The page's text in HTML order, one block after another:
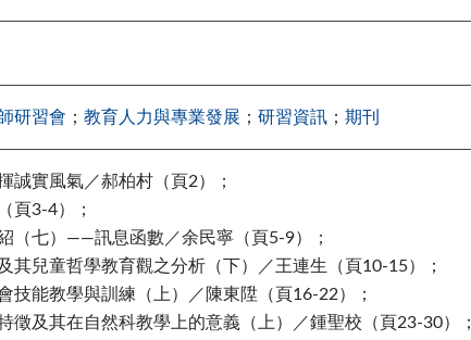
研習會 ； 教育人力與專業發展 ； 研習資訊 ； 期刊
誠實風氣／郝柏村（頁2）；
頁3-4）；
（七）——訊息函數／余民寧（頁5-9）；
其兒童哲學教育觀之分析（下）／王連生（頁10-15）；
技能教學與訓練（上）／陳東陞（頁16-22）；
徵及其在自然科教學上的意義（上）／鍾聖校（頁23-30）；